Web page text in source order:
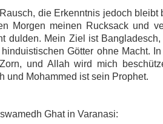
die Erkenntnis jedoch bleibt
Morgen meinen Rucksack und
dulden. Mein Ziel ist
Götter ohne Macht.
und Allah wird mich
und Mohammed ist sein Prophet.
Ghat in Varanasi: